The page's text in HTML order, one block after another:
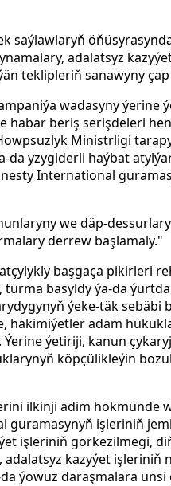
saýlawlaryň
adalatsyz
teklipleriň sanawyny
wadasyny ýerine
habar beriş serişdeleri
Ministrligi
yzygiderli haýbat
International
we däp-
derrew başlamaly."
başgaça pikirleri
basyldy ýa-da
ýeke-täk sebäbi
adam
ýetiriji, kanun
köpçülikleýin
ilkinji ädim hökmünde
işleriniň
işleriniň görkezilmegi,
kazyýet işleriniň
ýowuz daraşmalara ünsi